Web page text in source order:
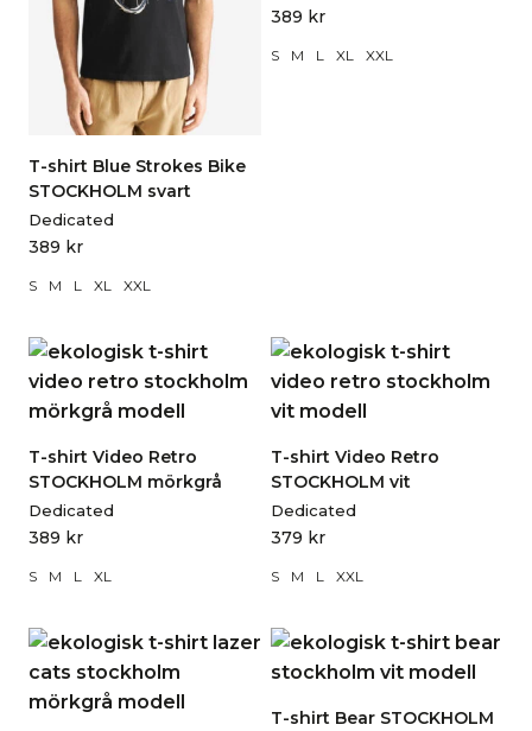
T-shirt Blue Strokes Bike
STOCKHOLM svart
Dedicated
389 kr
S M L XL XXL
389 kr
S M L XL XXL
T-shirt Video Retro
STOCKHOLM mörkgrå
Dedicated
389 kr
S M L XL
T-shirt Video Retro
STOCKHOLM vit
Dedicated
379 kr
S M L XXL
T-shirt Bear STOCKHOLM